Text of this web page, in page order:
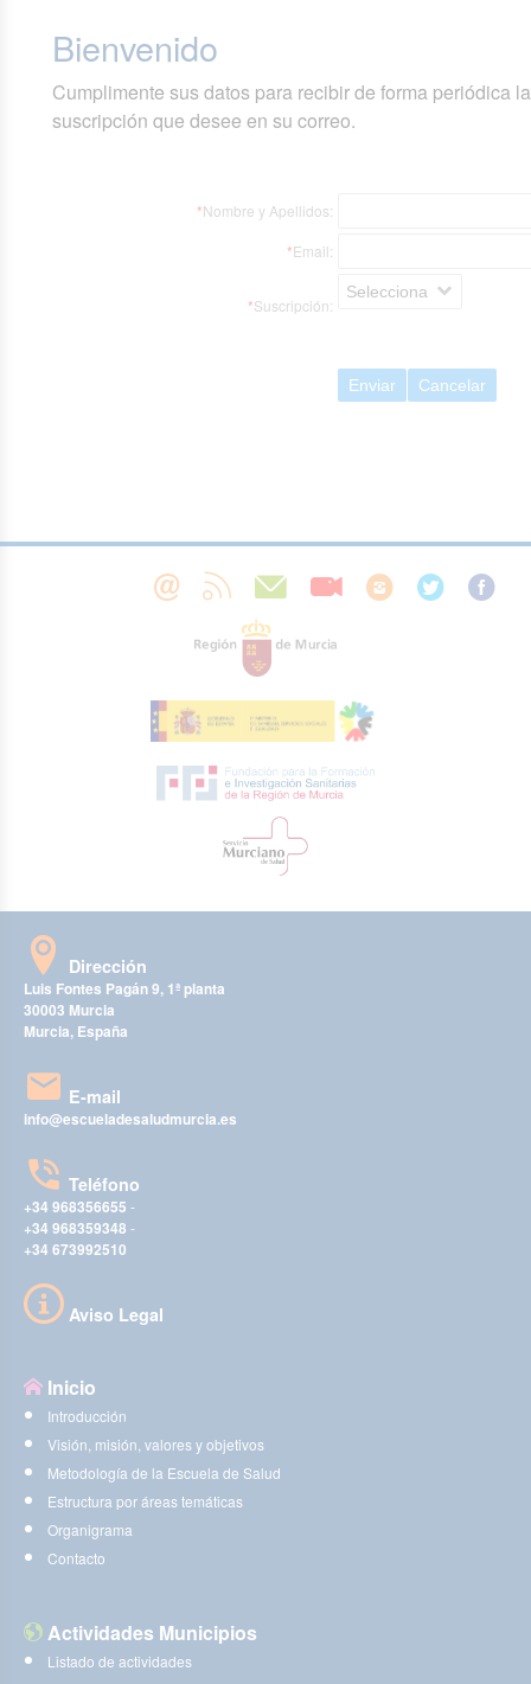
Bienvenido
Cumplimente sus datos para recibir de forma periódica
suscripción que desee en su correo.
*Nombre y Apellidos:
*Email:
*Suscripción:
Selecciona
Enviar Cancelar
Dirección
Luis Fontes Pagán 9, 1ª planta
30003 Murcia
Murcia, España
E-mail
info@escueladesaludmurcia.es
Teléfono
+34 968356655 -
+34 968359348 -
+34 673992510
Aviso Legal
Inicio
Introducción
Visión, misión, valores y objetivos
Metodología de la Escuela de Salud
Estructura por áreas temáticas
Organigrama
Contacto
Actividades Municipios
Listado de actividades